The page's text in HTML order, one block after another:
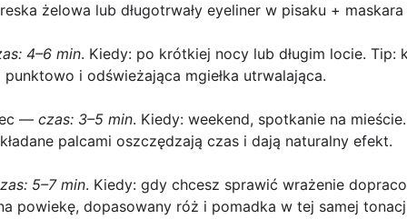
żelowa lub długotrwały eyeliner w pisaku + maskara
4–6 min. Kiedy: po krótkiej nocy lub długim locie.
i odświeżająca mgiełka utrwalająca.
— czas: 3–5 min. Kiedy: weekend, spotkanie na
palcami oszczędzają czas i dają naturalny efekt.
5–7 min. Kiedy: gdy chcesz sprawić wrażenie
powiekę, dopasowany róż i pomadka w tej samej